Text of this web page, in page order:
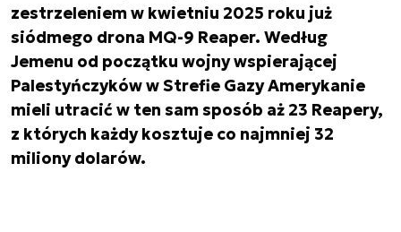
zestrzeleniem w kwietniu 2025 roku już
siódmego drona MQ-9 Reaper. Według
Jemenu od początku wojny wspierającej
Palestyńczyków w Strefie Gazy Amerykanie
mieli utracić w ten sam sposób aż 23 Reapery,
z których każdy kosztuje co najmniej 32
miliony dolarów.